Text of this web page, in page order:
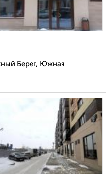
Берег, Южная